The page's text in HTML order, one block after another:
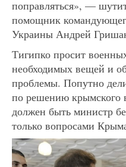
поправляться», —
помощник
Украины Андрей
Тигипко просит
необходимых вещей и
проблемы. Попутно
по решению
должен быть министр
только вопросами